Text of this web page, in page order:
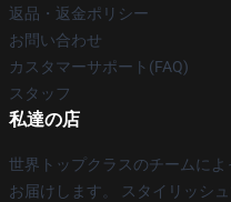
返品・返金ポリシー
お問い合わせ
カスタマーサポート(FAQ)
スタッフ
私達の店
世界トップクラスのチームに
お届けします。 スタイリッシ